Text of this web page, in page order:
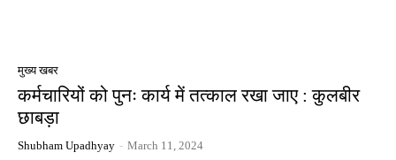
मुख्य खबर
कर्मचारियों को पुनः कार्य में तत्काल रखा जाए : कुलबीर
छाबड़ा
Shubham Upadhyay - March 11, 2024